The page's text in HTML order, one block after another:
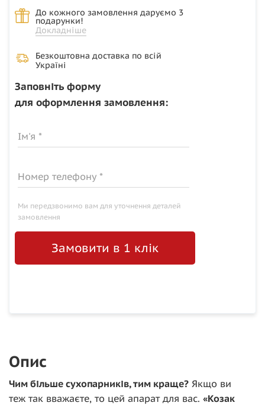
До кожного замовлення даруємо 3
подарунки!
Докладніше
Безкоштовна доставка по всій
Україні
Заповніть форму
для оформлення замовлення:
Ім'я *
Номер телефону *
Ми передзвонимо вам для уточнення деталей
замовлення
Замовити в 1 клік
Опис
Чим більше сухопарників, тим краще? Якщо ви
теж так вважаєте, то цей апарат для вас. «Козак